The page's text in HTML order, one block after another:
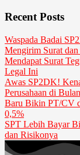
Recent Posts
Waspada Badai
Mengirim Surat
Mendapat Surat
Legal Ini
Awas SP2DK!
Perusahaan di
Baru Bikin PT/CV
0,5%
SPT Lebih Bayar
dan Risikonya